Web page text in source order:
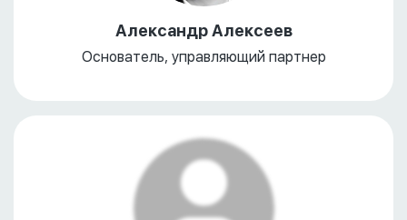
Александр Алексеев
Основатель, управляющий партнер